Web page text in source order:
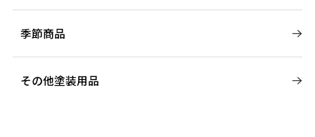
季節商品
その他塗装用品